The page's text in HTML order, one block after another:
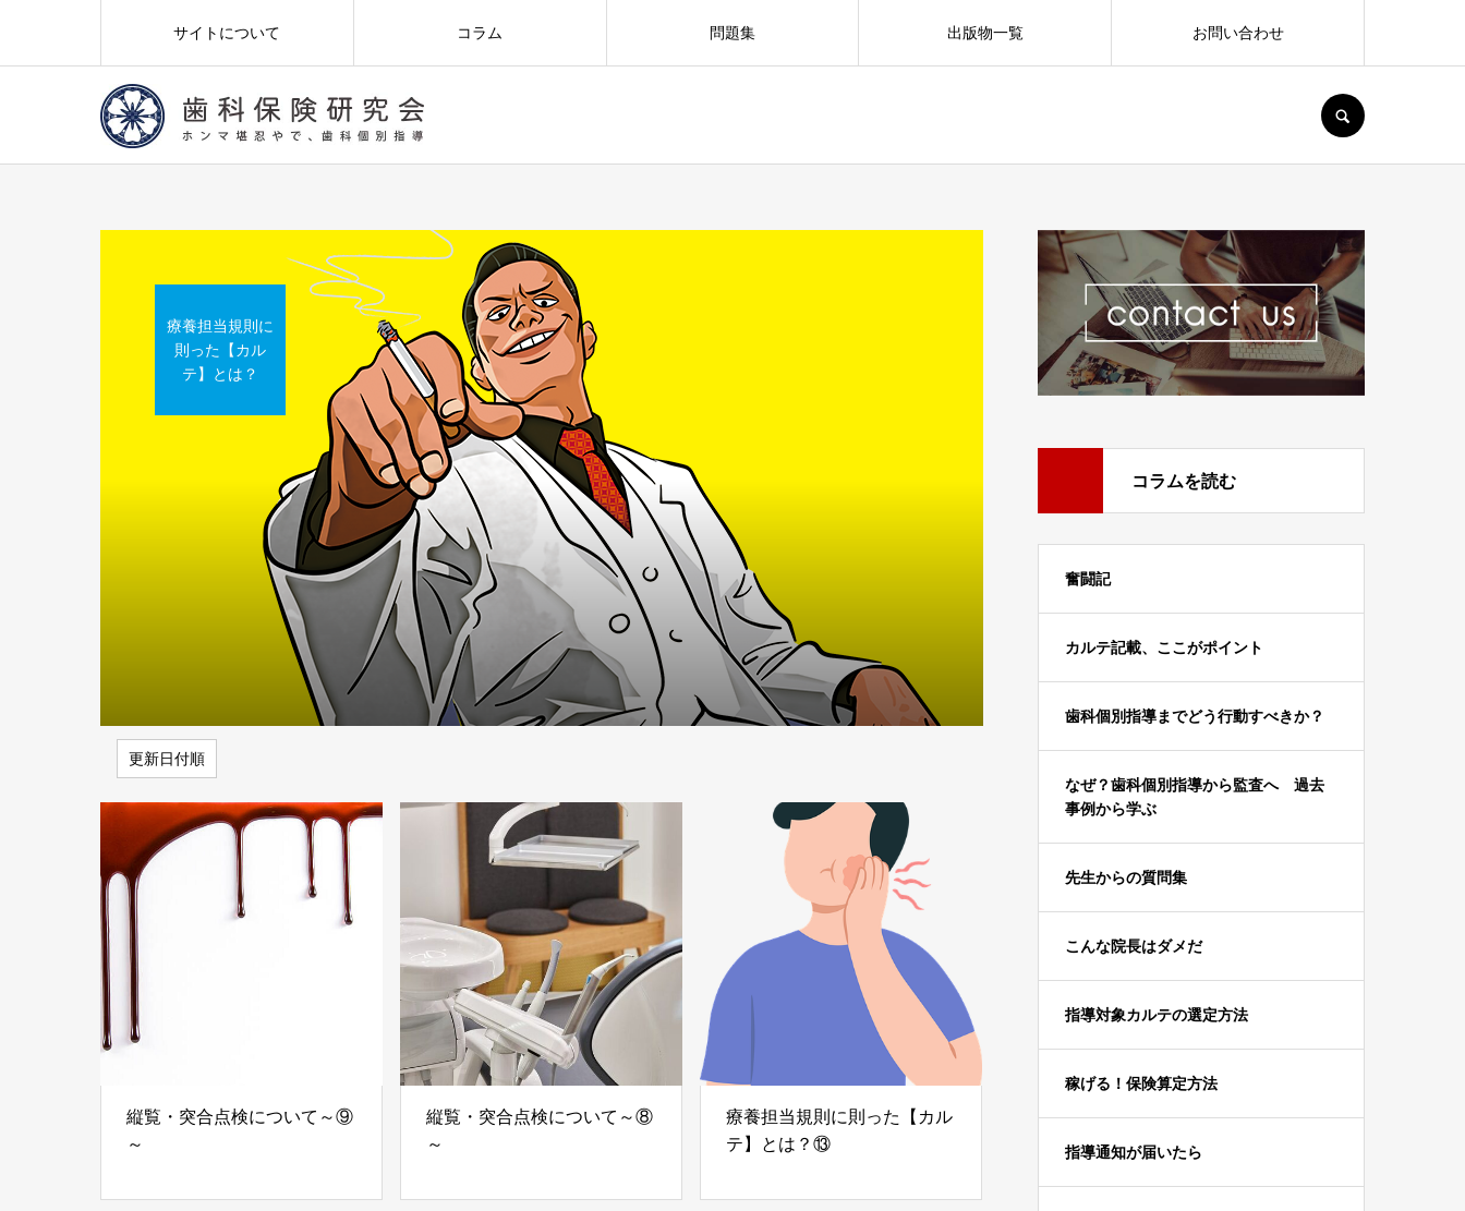
サイトについて コラム 問題集 出版物一覧 お問い合わせ
療養担当規則に
則った【カル
テ】とは？
更新日付順
縦覧・突合点検について～⑨
～
縦覧・突合点検について～⑧
～
療養担当規則に則った【カル
テ】とは？⑬
コラムを読む
奮闘記
カルテ記載、ここがポイント
歯科個別指導までどう行動すべきか？
なぜ？歯科個別指導から監査へ 過去
事例から学ぶ
先生からの質問集
こんな院長はダメだ
指導対象カルテの選定方法
稼げる！保険算定方法
指導通知が届いたら